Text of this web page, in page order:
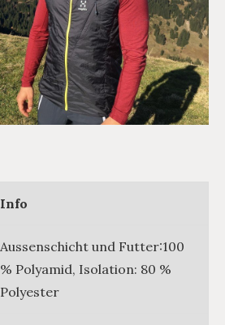
Info
Aussenschicht und Futter:100
% Polyamid, Isolation: 80 %
Polyester